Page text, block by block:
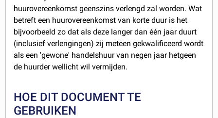
huurovereenkomst geenszins verlengd zal worden. Wat
betreft een huurovereenkomst van korte duur is het
bijvoorbeeld zo dat als deze langer dan één jaar duurt
(inclusief verlengingen) zij meteen gekwalificeerd wordt
als een 'gewone' handelshuur van negen jaar hetgeen
de huurder wellicht wil vermijden.
HOE DIT DOCUMENT TE
GEBRUIKEN